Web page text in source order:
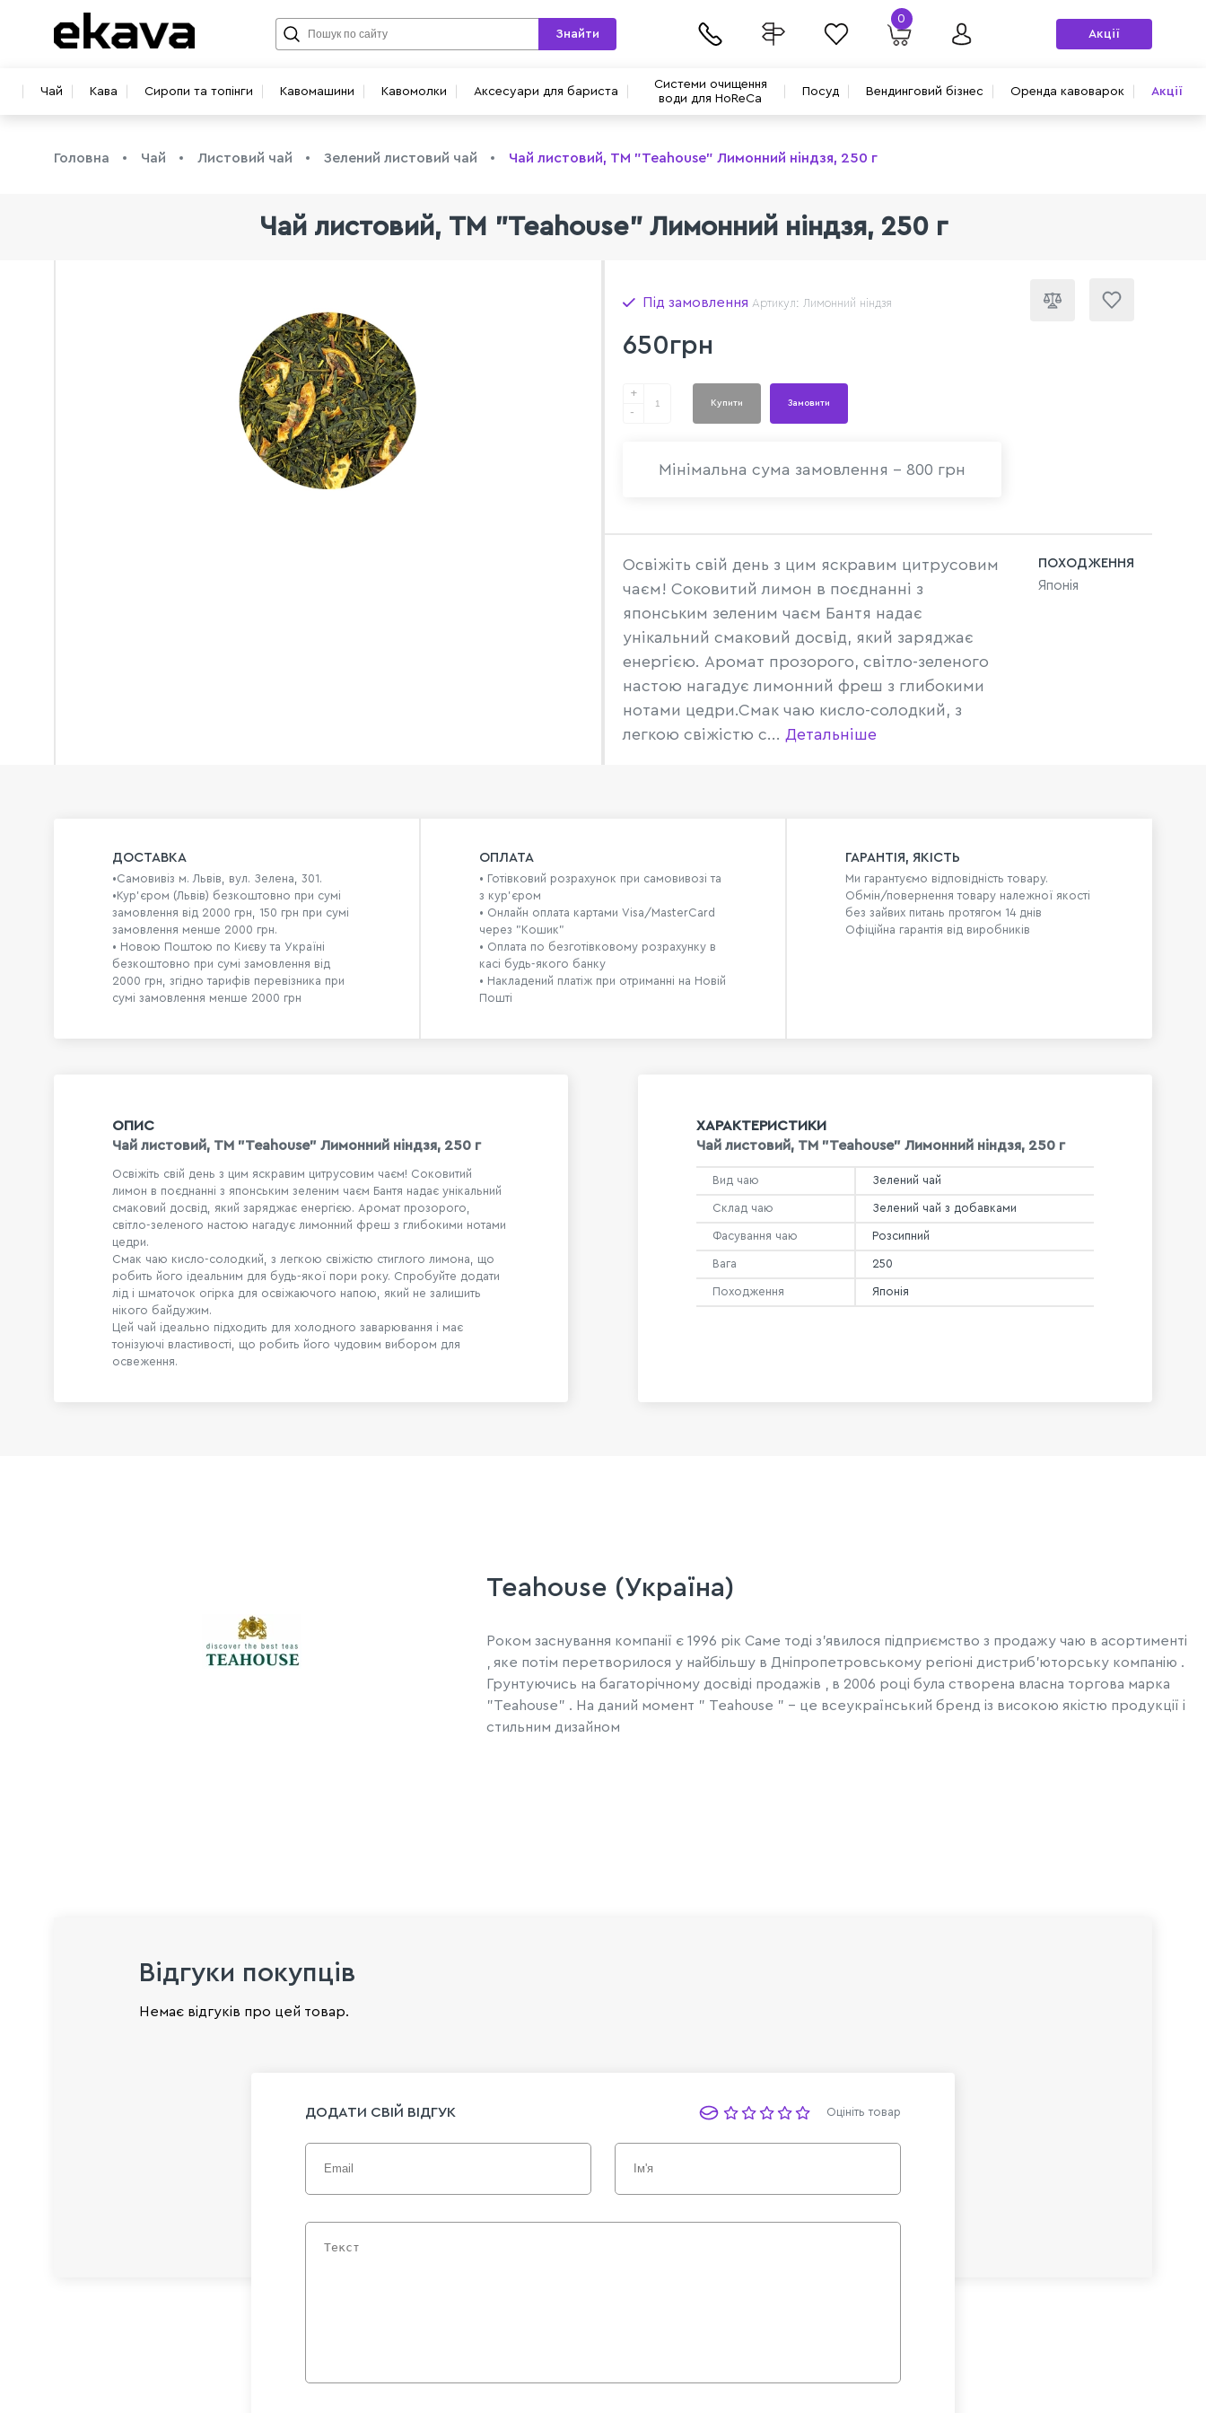
Чай Кава Сиропи та топінги Кавомашини Кавомолки Аксесуари для бариста
Системи очищення
води для HoReCa
Посуд Вендинговий бізнес Оренда кавоварок Акції
Знайти
0
Акції
Головна Чай Листовий чай Зелений листовий чай Чай листовий, ТМ "Teahouse" Лимонний ніндзя, 250 г
Чай листовий, ТМ "Teahouse" Лимонний ніндзя, 250 г
Під замовлення Артикул: Лимонний ніндзя
650грн
+
-
Купити Замовити
Мінімальна сума замовлення - 800 грн
Освіжіть свій день з цим яскравим цитрусовим
чаєм! Соковитий лимон в поєднанні з
японським зеленим чаєм Бантя надає
унікальний смаковий досвід, який заряджає
енергією. Аромат прозорого, світло-зеленого
настою нагадує лимонний фреш з глибокими
нотами цедри.Смак чаю кисло-солодкий, з
легкою свіжістю с... Детальніше
ПОХОДЖЕННЯ
Японія
ДОСТАВКА
•Самовивіз м. Львів, вул. Зелена, 301.
•Кур'єром (Львів) безкоштовно при сумі
замовлення від 2000 грн, 150 грн при сумі
замовлення менше 2000 грн.
• Новою Поштою по Києву та Україні
безкоштовно при сумі замовлення від
2000 грн, згідно тарифів перевізника при
сумі замовлення менше 2000 грн
ОПЛАТА
• Готівковий розрахунок при самовивозі та
з кур’єром
• Онлайн оплата картами Visa/MasterCard
через "Кошик"
• Оплата по безготівковому розрахунку в
касі будь-якого банку
• Накладений платіж при отриманні на Новій
Пошті
ГАРАНТІЯ, ЯКІСТЬ
Ми гарантуємо відповідність товару.
Обмін/повернення товару належної якості
без зайвих питань протягом 14 днів
Офіційна гарантія від виробників
ОПИС
Чай листовий, ТМ "Teahouse" Лимонний ніндзя, 250 г
Освіжіть свій день з цим яскравим цитрусовим чаєм! Соковитий
лимон в поєднанні з японським зеленим чаєм Бантя надає унікальний
смаковий досвід, який заряджає енергією. Аромат прозорого,
світло-зеленого настою нагадує лимонний фреш з глибокими нотами
цедри.
Смак чаю кисло-солодкий, з легкою свіжістю стиглого лимона, що
робить його ідеальним для будь-якої пори року. Спробуйте додати
лід і шматочок огірка для освіжаючого напою, який не залишить
нікого байдужим.
Цей чай ідеально підходить для холодного заварювання і має
тонізуючі властивості, що робить його чудовим вибором для
освеження.
ХАРАКТЕРИСТИКИ
Чай листовий, ТМ "Teahouse" Лимонний ніндзя, 250 г
Вид чаю Зелений чай
Склад чаю Зелений чай з добавками
Фасування чаю Розсипний
Вага 250
Походження Японія
Teahouse (Україна)
Роком заснування компанії є 1996 рік Саме тоді з'явилося підприємство з продажу чаю ​​в асортименті
, яке потім перетворилося у найбільшу в Дніпропетровському регіоні дистриб'юторську компанію .
Грунтуючись на багаторічному досвіді продажів , в 2006 році була створена власна торгова марка
"Teahouse" . На даний момент " Teahouse " - це всеукраїнський бренд із високою якістю продукції і
стильним дизайном
Відгуки покупців
Немає відгуків про цей товар.
ДОДАТИ СВІЙ ВІДГУК Оцініть товар